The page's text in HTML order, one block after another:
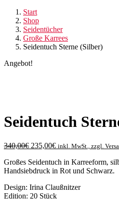
Start
Shop
Seidentücher
Große Karrees
Seidentuch Sterne (Silber)
Angebot!
Seidentuch
340,00€ Ursprünglicher
war:
340,00€
235,00€Aktueller
ist:
235,00€.
inkl. MwSt., zzgl.
Großes Seidentuch in Karreeform,
Handsiebdruck in Rot und Schwarz.
Design: Irina Claußnitzer
Edition: 20 Stück